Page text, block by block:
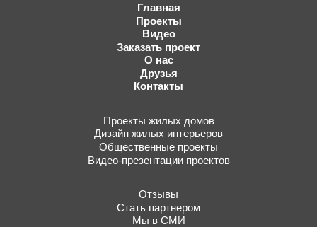
Главная
Проекты
Видео
Заказать проект
О нас
Друзья
Контакты
Проекты жилых домов
Дизайн жилых интерьеров
Общественные проекты
Видео-презентации проектов
Отзывы
Стать партнером
Мы в СМИ